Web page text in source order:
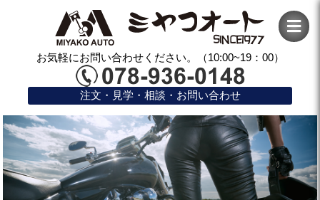
お気軽にお問い合わせください。（10:00~19：00）
注文・見学・相談・お問い合わせ